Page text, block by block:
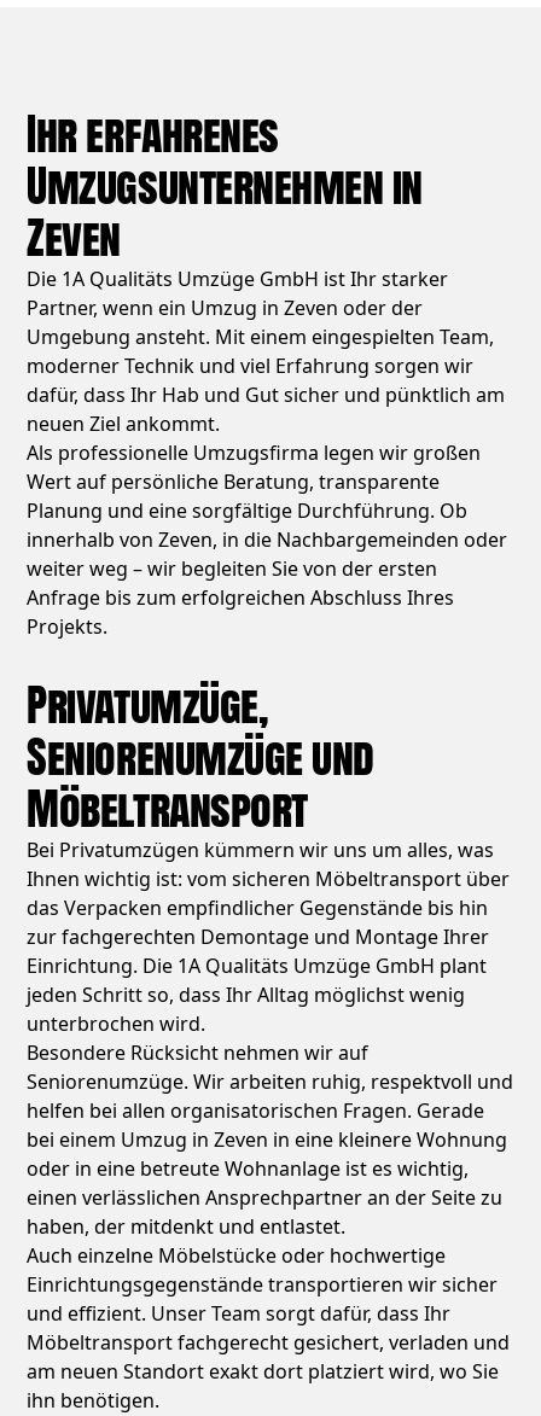
Ihr erfahrenes
Umzugsunternehmen in
Zeven
Die 1A Qualitäts Umzüge GmbH ist Ihr starker
Partner, wenn ein Umzug in Zeven oder der
Umgebung ansteht. Mit einem eingespielten Team,
moderner Technik und viel Erfahrung sorgen wir
dafür, dass Ihr Hab und Gut sicher und pünktlich am
neuen Ziel ankommt.
Als professionelle Umzugsfirma legen wir großen
Wert auf persönliche Beratung, transparente
Planung und eine sorgfältige Durchführung. Ob
innerhalb von Zeven, in die Nachbargemeinden oder
weiter weg – wir begleiten Sie von der ersten
Anfrage bis zum erfolgreichen Abschluss Ihres
Projekts.
Privatumzüge,
Seniorenumzüge und
Möbeltransport
Bei Privatumzügen kümmern wir uns um alles, was
Ihnen wichtig ist: vom sicheren Möbeltransport über
das Verpacken empfindlicher Gegenstände bis hin
zur fachgerechten Demontage und Montage Ihrer
Einrichtung. Die 1A Qualitäts Umzüge GmbH plant
jeden Schritt so, dass Ihr Alltag möglichst wenig
unterbrochen wird.
Besondere Rücksicht nehmen wir auf
Seniorenumzüge. Wir arbeiten ruhig, respektvoll und
helfen bei allen organisatorischen Fragen. Gerade
bei einem Umzug in Zeven in eine kleinere Wohnung
oder in eine betreute Wohnanlage ist es wichtig,
einen verlässlichen Ansprechpartner an der Seite zu
haben, der mitdenkt und entlastet.
Auch einzelne Möbelstücke oder hochwertige
Einrichtungsgegenstände transportieren wir sicher
und effizient. Unser Team sorgt dafür, dass Ihr
Möbeltransport fachgerecht gesichert, verladen und
am neuen Standort exakt dort platziert wird, wo Sie
ihn benötigen.